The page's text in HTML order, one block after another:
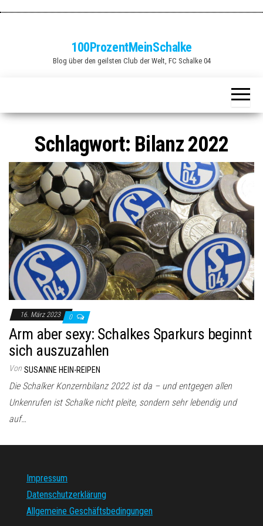
100ProzentMeinSchalke
Blog über den geilsten Club der Welt, FC Schalke 04
Schlagwort: Bilanz 2022
16. März 2023 0
Arm aber sexy: Schalkes Sparkurs beginnt
sich auszuzahlen
Von SUSANNE HEIN-REIPEN
Die Schalker Konzernbilanz 2022 ist da – und entgegen allen
Unkenrufen ist Schalke nicht pleite, sondern sehr lebendig und
auf…
Impressum
Datenschutzerklärung
Allgemeine Geschäftsbedingungen